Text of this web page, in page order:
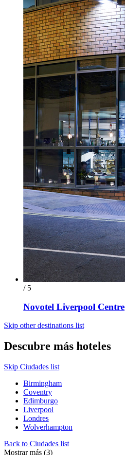
/ 5
Novotel Liverpool Centre
Skip other destinations list
Descubre más hoteles
Skip Ciudades list
Birmingham
Coventry
Edimburgo
Liverpool
Londres
Wolverhampton
Back to Ciudades list
Mostrar más (3)